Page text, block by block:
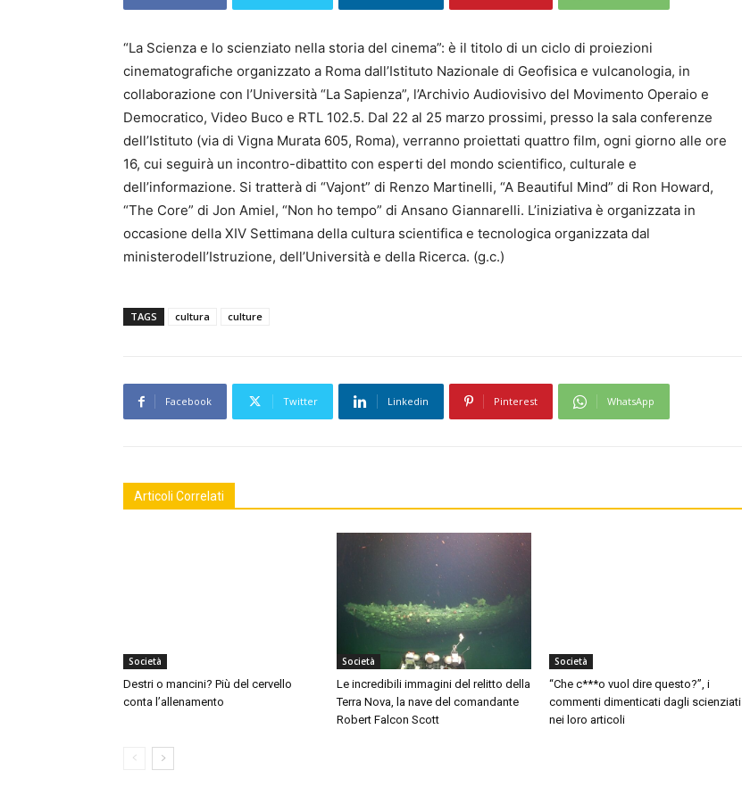
“La Scienza e lo scienziato nella storia del cinema”: è il titolo di un ciclo di proiezioni
cinematografiche organizzato a Roma dall’Istituto Nazionale di Geofisica e vulcanologia, in
collaborazione con l’Università “La Sapienza”, l’Archivio Audiovisivo del Movimento Operaio e
Democratico, Video Buco e RTL 102.5. Dal 22 al 25 marzo prossimi, presso la sala conferenze
dell’Istituto (via di Vigna Murata 605, Roma), verranno proiettati quattro film, ogni giorno alle ore
16, cui seguirà un incontro-dibattito con esperti del mondo scientifico, culturale e
dell’informazione. Si tratterà di “Vajont” di Renzo Martinelli, “A Beautiful Mind” di Ron Howard,
“The Core” di Jon Amiel, “Non ho tempo” di Ansano Giannarelli. L’iniziativa è organizzata in
occasione della XIV Settimana della cultura scientifica e tecnologica organizzata dal
ministerodell’Istruzione, dell’Università e della Ricerca. (g.c.)
TAGS cultura culture
Facebook Twitter Linkedin Pinterest WhatsApp
Articoli Correlati
Società
Destri o mancini? Più del cervello
conta l’allenamento
Società
Le incredibili immagini del relitto della
Terra Nova, la nave del comandante
Robert Falcon Scott
Società
“Che c***o vuol dire questo?”, i
commenti dimenticati dagli scienziati
nei loro articoli